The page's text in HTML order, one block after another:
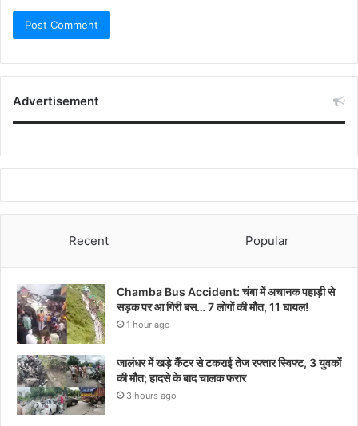
Advertisement
Recent Popular
Chamba Bus Accident: चंबा में अचानक पहाड़ी से
सड़क पर आ गिरी बस… 7 लोगों की मौत, 11 घायल!
1 hour ago
जालंधर में खड़े कैंटर से टकराई तेज रफ्तार स्विफ्ट, 3 युवकों
की मौत; हादसे के बाद चालक फरार
3 hours ago